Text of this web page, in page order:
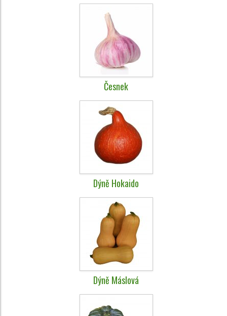
Česnek
Dýně Hokaido
Dýně Máslová